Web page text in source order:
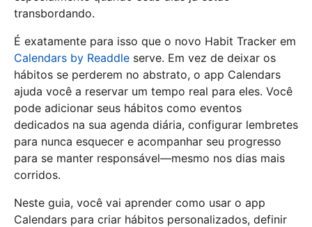
transbordando.
É exatamente para isso que o novo Habit Tracker em
Calendars by Readdle serve. Em vez de deixar os
hábitos se perderem no abstrato, o app Calendars
ajuda você a reservar um tempo real para eles. Você
pode adicionar seus hábitos como eventos
dedicados na sua agenda diária, configurar lembretes
para nunca esquecer e acompanhar seu progresso
para se manter responsável—mesmo nos dias mais
corridos.
Neste guia, você vai aprender como usar o app
Calendars para criar hábitos personalizados, definir